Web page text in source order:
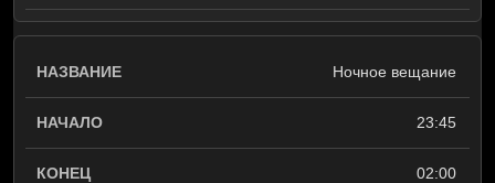
Ночное вещание
23:45
02:00